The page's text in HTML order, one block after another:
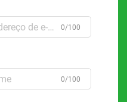
0/100
0/100